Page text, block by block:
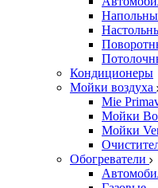
Кондиционеры
Мойки воздуха
Mie
Мойки
Мойки
Обогреватели